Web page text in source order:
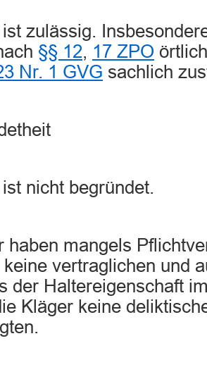
zulässig.
§§ 12, 17 ZPO
Nr. 1 GVG sachlich
nicht begründet.
haben mangels
keine vertraglichen und
der Haltereigenschaft
Kläger keine